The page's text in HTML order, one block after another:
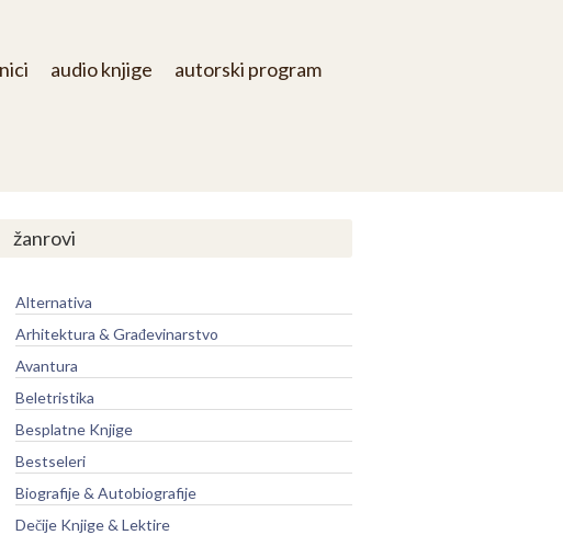
audio knjige autorski program
žanrovi
Alternativa
Arhitektura & Građevinarstvo
Avantura
Beletristika
Besplatne Knjige
Bestseleri
Biografije & Autobiografije
Dečije Knjige & Lektire